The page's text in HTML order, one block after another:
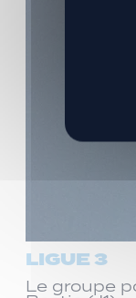
LIGUE 3
Le groupe